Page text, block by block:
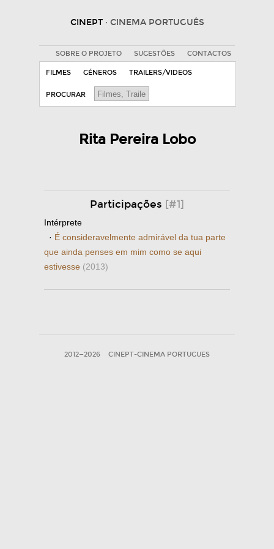
CINEPT · CINEMA PORTUGUÊS
SOBRE O PROJETO SUGESTÕES CONTACTOS
FILMES GÉNEROS TRAILERS/VIDEOS
PROCURAR
Rita Pereira Lobo
Participações [#1]
Intérprete
· É consideravelmente admirável da tua parte
que ainda penses em mim como se aqui
estivesse (2013)
2012—2026 CINEPT-CINEMA PORTUGUES